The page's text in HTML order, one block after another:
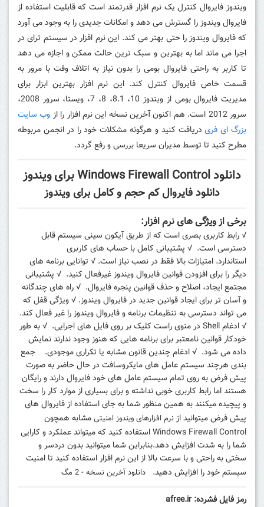
ویندوز فایروال کنترل یک نرم افزار قدرتمند است که قابلیت استفاده از
فایروال ویندوز را گسترش می دهد و امکانات جدیدی را به وجود می آورد
که فایروال ویندوز را حتی بهتر می کند. این نرم افزار در سیستم ترای در
اجرا می ماند اما به بهترین و سبک ترین حالت ممکن و اجازه می دهد
تا کاربر به راحتی فایروال بومی را بدون نیاز به اتلاف وقت با مرور به
قسمت خاص فایروال کنترل کند.این نرم افزار بهترین ابزار برای
مدیریت فایروال بومی از ویندوز 10، 8.1، 8، 7، ویستا، سرور 2008،
سرور 2012 است.
هم اکنون آخرین نسخه این نرم افزار را از وب سایت
بزرگ ای فریدریافت کنید و هرگونه مشکلات خود را در انجمن مربوطه
مطرح کنید تا توسط مدیران سریعا بررسی و رفع گردد.
دانلود Windows Firewall Control برای ویندوز
دانلود فایروال کم حجم و کامل برای ویندوز
برخی از ویژگی های نرم افزار:
√ رابط کاربری بصری است که از طریق آیکون سینی سیستم قابل
دسترسی است. √ پشتیبانی کامل با حساب های کاربری
استاندارد. امتیازات بالا فقط در نصب نیاز است. √ توانایی برنامه های
دیگر را برای افزودن قوانین فایروال ویندوز غیرفعال کنید. √ پشتیبانی
مجتمع ایجاد، اصلاح و حذف قوانین پنجره فایروال. √ راه های چندگانه
و آسان تر برای ایجاد قوانین جدید در فایروال ویندوز. √ ویژگی قفل که
می تواند دسترسی به تنظیمات برنامه و فایروال ویندوز را غیر فعال کند.
√ ادغام Shell در منوی راست کلیک بر روی فایل های اجرایی.
√ به طور
خودکار قوانین نامعتبر برای برنامه هایی که هنوز وجود ندارند نمایش
داده می شود. √ ادغام چندین قانون مشابه یا تکراری موجودی.
جمع
بندی هرچند سیستم عامل هایمایکروسافت در حال حاضر به صورت
پیش فرض به روی تمام سیستم عامل های خود فایروال دارند و رایگان
هستند اما رابط کاربری خوبی نداشته و برای بسیاری از موارد کار را سخت
و پیچیده میکنند به همین منظور شما به جای استفاده از فایروال های
پیش فرض میتوانید از نرم افزارهای ویندوز امنیتی مشابه همچون
Windows Firewall Control استفاده کنید که میتواند عملکرد و کارایی
شما را به شدت افزایش دهد.بنابراین شما میتوانید بدون دردسر و
سختی به راحتی و با سرعت بالا از این نرم افزار استفاده کنید تا امنیت
سیستم خود را افزایش دهید.
دانلود آخرین نسخه - 2 مگ
رمز فایل فشرده: afree.ir